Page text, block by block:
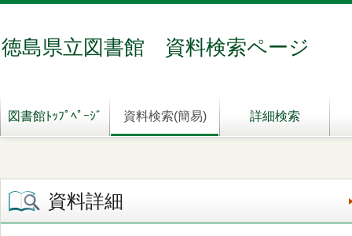
徳島県立図書館 資料検索ページ
図書館ﾄｯﾌﾟﾍﾟｰｼﾞ 資料検索(簡易) 詳細検索
資料詳細